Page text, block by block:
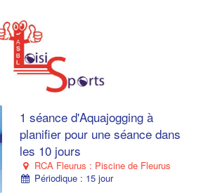
1 séance d'Aquajogging à
planifier pour une séance dans
les 10 jours
RCA Fleurus : Piscine de Fleurus
Périodique : 15 jour